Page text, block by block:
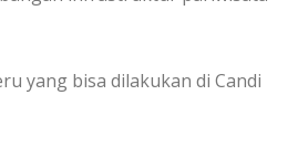
yang bisa dilakukan di Candi